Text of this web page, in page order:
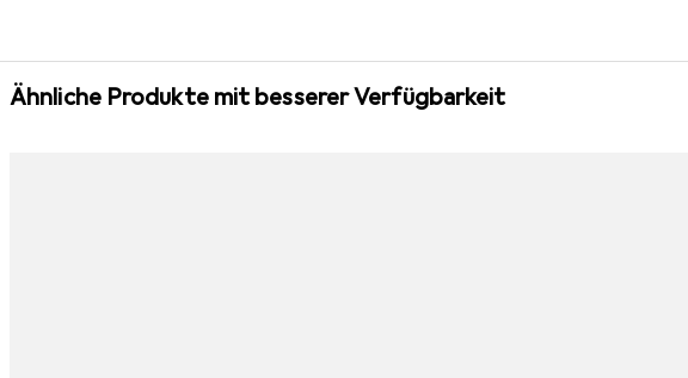
Ähnliche Produkte mit besserer Verfügbarkeit